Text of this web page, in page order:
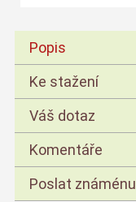
Popis
Ke stažení
Váš dotaz
Komentáře
Poslat známénu